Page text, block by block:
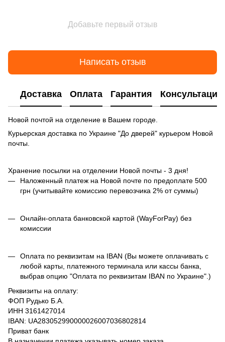
Добавьте первый отзыв
Написать отзыв
Доставка Оплата Гарантия Консультация
Новой почтой на отделение в Вашем городе.
Курьерская доставка по Украине "До дверей" курьером Новой
почты.
Хранение посылки на отделении Новой почты - 3 дня!
Наложенный платеж на Новой почте по предоплате 500
грн (учитывайте комиссию перевозчика 2% от суммы)
Онлайн-оплата банковской картой (WayForPay) без
комиссии
Оплата по реквизитам на IBAN (Вы можете оплачивать с
любой карты, платежного терминала или кассы банка,
выбрав опцию "Оплата по реквизитам IBAN по Украине".)
Реквизиты на оплату:
ФОП Рудько Б.А.
ИНН 3161427014
IBAN: UA283052990000026007036802814
Приват банк